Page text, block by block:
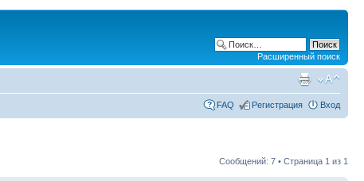
Расширенный поиск
FAQ Регистрация Вход
Сообщений: 7 • Страница 1 из 1